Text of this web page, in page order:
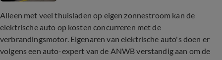
Alleen met veel thuisladen op eigen zonnestroom kan de
elektrische auto op kosten concurreren met de
verbrandingsmotor. Eigenaren van elektrische auto's doen er
volgens een auto-expert van de ANWB verstandig aan om de